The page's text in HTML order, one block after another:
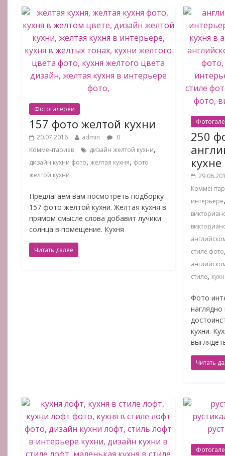
Фотогалереи
157 фото желтой кухни
20.07.2016 admin
0
Комментариев
дизайн желтой кухни,
дизайн кухни фото,желтая кухня, фото
желтой кухни
Предлагаем вам посмотреть подборку
157 фото желтой кухни. Желтая кухня в
прямом смысле слова добавит лучики
солнца в помещение. Кухня
Читать далее
250
кухне
интерьере
стиле фото
стиле,
Фото
кухни.
Читать